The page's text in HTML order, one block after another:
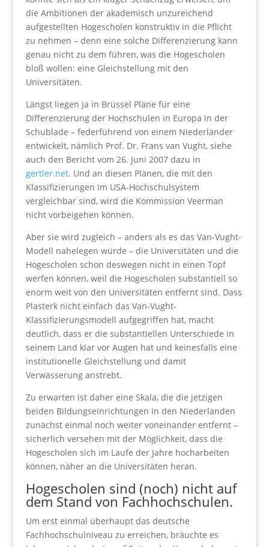
die Ambitionen der akademisch unzureichend
aufgestellten Hogescholen konstruktiv in die Pflicht
zu nehmen – denn eine solche Differenzierung kann
genau nicht zu dem führen, was die Hogescholen
bloß wollen: eine Gleichstellung mit den
Universitäten.
Längst liegen ja in Brüssel Pläne für eine
Differenzierung der Hochschulen in Europa in der
Schublade – federführend von einem Niederländer
entwickelt, nämlich Prof. Dr. Frans van Vught, siehe
auch den Bericht vom 26. Juni 2007 dazu in
gertler.net. Und an diesen Plänen, die mit den
Klassifizierungen im USA-Hochschulsystem
vergleichbar sind, wird die Kommission Veerman
nicht vorbeigehen können.
Aber sie wird zugleich – anders als es das Van-Vught-
Modell nahelegen würde – die Universitäten und die
Hogescholen schon deswegen nicht in einen Topf
werfen können, weil die Hogescholen substantiell so
enorm weit von den Universitäten entfernt sind. Dass
Plasterk nicht einfach das Van-Vught-
Klassifizierungsmodell aufgegriffen hat, macht
deutlich, dass er die substantiellen Unterschiede in
seinem Land klar vor Augen hat und keinesfalls eine
institutionelle Gleichstellung und damit
Verwässerung anstrebt.
Zu erwarten ist daher eine Skala, die die jetzigen
beiden Bildungseinrichtungen in den Niederlanden
zunächst einmal noch weiter voneinander entfernt –
sicherlich versehen mit der Möglichkeit, dass die
Hogescholen sich im Laufe der Jahre hocharbeiten
können, näher an die Universitäten heran.
Hogescholen sind (noch) nicht auf
dem Stand von Fachhochschulen.
Um erst einmal überhaupt das deutsche
Fachhochschulniveau zu erreichen, bräuchte es